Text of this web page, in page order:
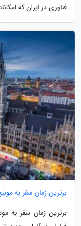
فناوری در ایران که
برترین زمان سفر به
برترین زمان سفر به